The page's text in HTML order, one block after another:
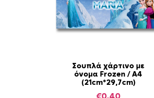
Σουπλά χάρτινο με
όνομα Frozen / Α4
(21cm*29,7cm)
€0,40